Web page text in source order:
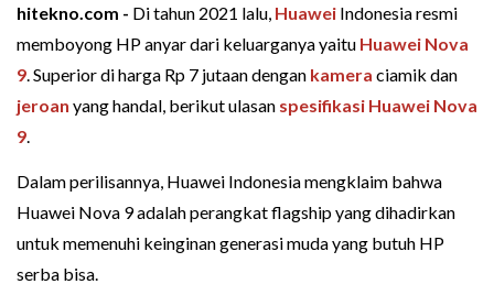
hitekno.com - Di tahun 2021 lalu, Huawei Indonesia resmi
memboyong HP anyar dari keluarganya yaitu Huawei Nova
9. Superior di harga Rp 7 jutaan dengan kamera ciamik dan
jeroan yang handal, berikut ulasan spesifikasi Huawei Nova
9.
Dalam perilisannya, Huawei Indonesia mengklaim bahwa
Huawei Nova 9 adalah perangkat flagship yang dihadirkan
untuk memenuhi keinginan generasi muda yang butuh HP
serba bisa.